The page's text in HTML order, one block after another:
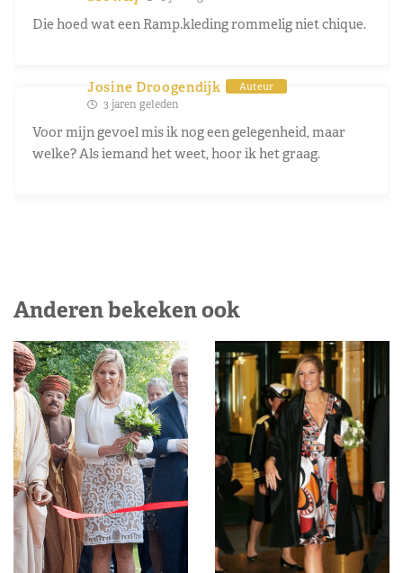
Die hoed wat een Ramp.kleding rommelig niet chique.
Josine Droogendijk Auteur
3 jaren geleden
Voor mijn gevoel mis ik nog een gelegenheid, maar
welke? Als iemand het weet, hoor ik het graag.
Anderen bekeken ook